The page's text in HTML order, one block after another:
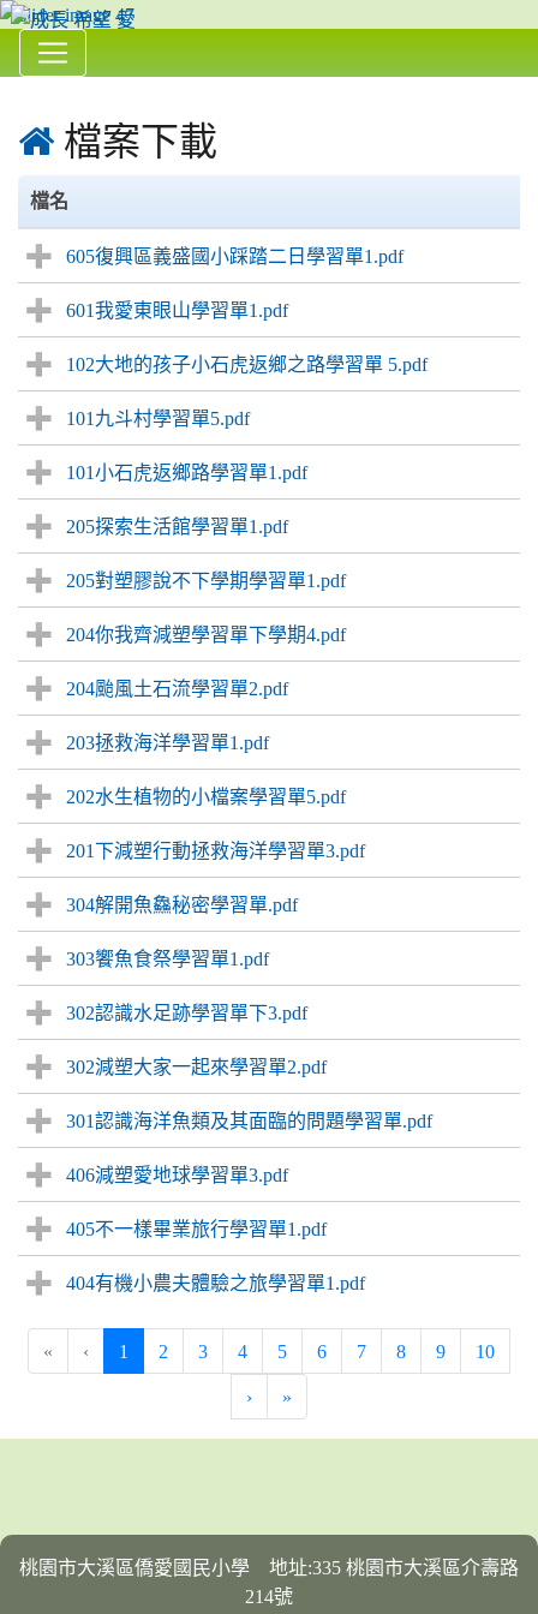
 檔案下載
檔名
605復興區義盛國小踩踏二日學習單1.pdf
601我愛東眼山學習單1.pdf
102大地的孩子小石虎返鄉之路學習單 5.pdf
101九斗村學習單5.pdf
101小石虎返鄉路學習單1.pdf
205探索生活館學習單1.pdf
205對塑膠說不下學期學習單1.pdf
204你我齊減塑學習單下學期4.pdf
204颱風土石流學習單2.pdf
203拯救海洋學習單1.pdf
202水生植物的小檔案學習單5.pdf
201下減塑行動拯救海洋學習單3.pdf
304解開魚鱻秘密學習單.pdf
303饗魚食祭學習單1.pdf
302認識水足跡學習單下3.pdf
302減塑大家一起來學習單2.pdf
301認識海洋魚類及其面臨的問題學習單.pdf
406減塑愛地球學習單3.pdf
405不一樣畢業旅行學習單1.pdf
404有機小農夫體驗之旅學習單1.pdf
« ‹ 1 (current)
2 3 4 5 6 7 8 9 10
› »
桃園市大溪區僑愛國民小學 地址:335 桃園市大溪區介壽路
214號